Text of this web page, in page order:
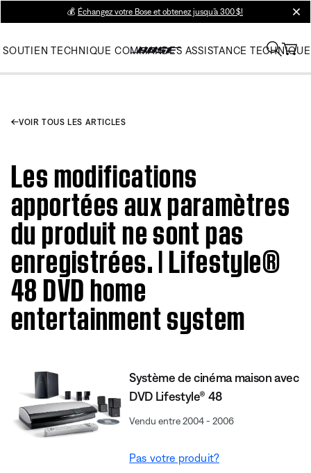
💰 Échangez votre Bose et obtenez jusqu’à 300 $!
SOUTIEN TECHNIQUE COMMANDES ASSISTANCE TECHNIQUE
VOIR TOUS LES ARTICLES
Les modifications
apportées aux paramètres
du produit ne sont pas
enregistrées. | Lifestyle®
48 DVD home
entertainment system
Système de cinéma maison avec
DVD Lifestyle® 48
Vendu entre 2004 - 2006
Pas votre produit?